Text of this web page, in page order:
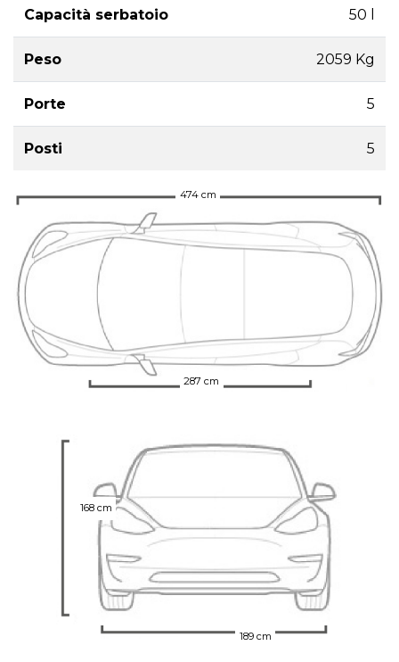
Capacità serbatoio 50 l
Peso 2059 Kg
Porte 5
Posti 5
474 cm
287 cm
168 cm
189 cm